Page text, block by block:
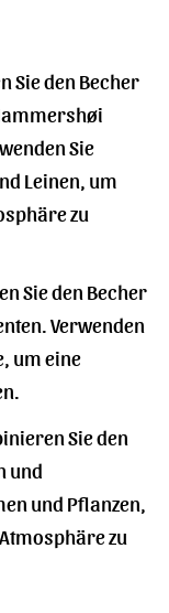
Sie den Becher
Sie
Leinen, um
zu
Sie den Becher
Verwenden
um eine
Sie den
und
und Pflanzen,
zu